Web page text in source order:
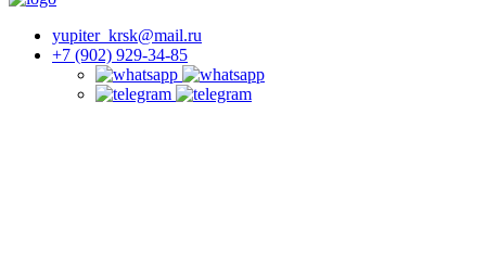
yupiter_krsk@mail.ru
+7 (902) 929-34-85